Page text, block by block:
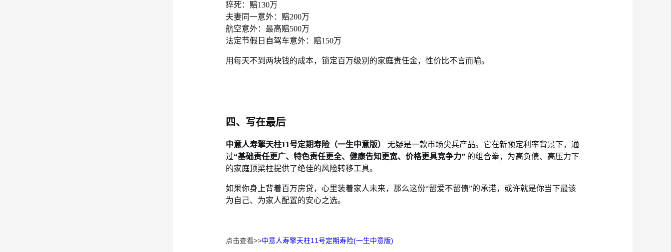
猝死：赔130万
夫妻同一意外：赔200万
航空意外：最高赔500万
法定节假日自驾车意外：赔150万
用每天不到两块钱的成本，锁定百万级别的家庭责任金，性价比不言而喻。
四、 写在最后
中意人寿擎天柱11号定期寿险（一生中意版）
无疑是一款市场尖兵产品。它在新预定利率背景下，通
过“基础责任更广、特色责任更全、健康告知更宽、价格更具竞争力” 的组合拳，为高负债、高压力下
的家庭顶梁柱提供了绝佳的风险转移工具。
如果你身上背着百万房贷，心里装着家人未来，那么这份“留爱不留债”的承诺，或许就是你当下最该
为自己、为家人配置的安心之选。
点击查看>>中意人寿擎天柱11号定期寿险(一生中意版)